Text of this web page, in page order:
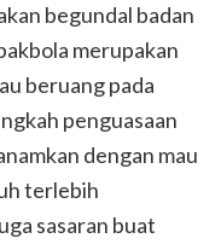
begundal badan
merupakan
beruang pada
penguasaan
dengan mau
terlebih
sasaran buat